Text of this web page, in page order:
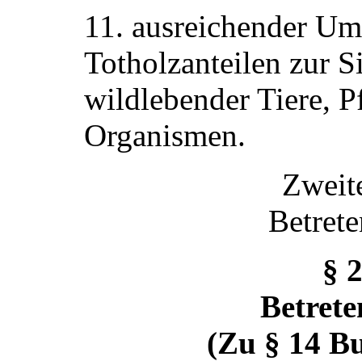
11. ausreichender
Totholzanteilen zur
wildlebender Tiere,
Organismen.
§
(Zu § 14